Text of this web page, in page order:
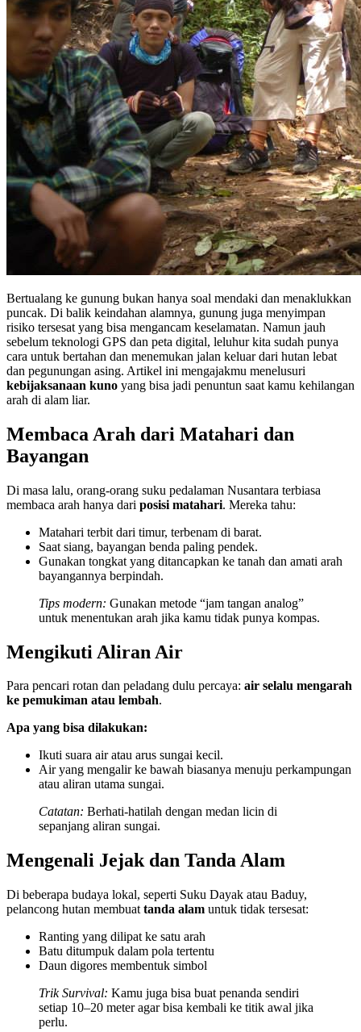
Bertualang ke gunung bukan hanya soal mendaki dan menaklukkan
puncak. Di balik keindahan alamnya, gunung juga menyimpan
risiko tersesat yang bisa mengancam keselamatan. Namun jauh
sebelum teknologi GPS dan peta digital, leluhur kita sudah punya
cara untuk bertahan dan menemukan jalan keluar dari hutan lebat
dan pegunungan asing. Artikel ini mengajakmu menelusuri
kebijaksanaan kuno yang bisa jadi penuntun saat kamu kehilangan
arah di alam liar.
Membaca Arah dari Matahari dan
Bayangan
Di masa lalu, orang-orang suku pedalaman Nusantara terbiasa
membaca arah hanya dari posisi matahari. Mereka tahu:
Matahari terbit dari timur, terbenam di barat.
Saat siang, bayangan benda paling pendek.
Gunakan tongkat yang ditancapkan ke tanah dan amati arah
bayangannya berpindah.
Tips modern: Gunakan metode “jam tangan analog”
untuk menentukan arah jika kamu tidak punya kompas.
Mengikuti Aliran Air
Para pencari rotan dan peladang dulu percaya: air selalu mengarah
ke pemukiman atau lembah.
Apa yang bisa dilakukan:
Ikuti suara air atau arus sungai kecil.
Air yang mengalir ke bawah biasanya menuju perkampungan
atau aliran utama sungai.
Catatan: Berhati-hatilah dengan medan licin di
sepanjang aliran sungai.
Mengenali Jejak dan Tanda Alam
Di beberapa budaya lokal, seperti Suku Dayak atau Baduy,
pelancong hutan membuat tanda alam untuk tidak tersesat:
Ranting yang dilipat ke satu arah
Batu ditumpuk dalam pola tertentu
Daun digores membentuk simbol
Trik Survival: Kamu juga bisa buat penanda sendiri
setiap 10–20 meter agar bisa kembali ke titik awal jika
perlu.